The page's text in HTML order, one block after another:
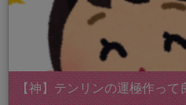
【神】テンリンの運極作って